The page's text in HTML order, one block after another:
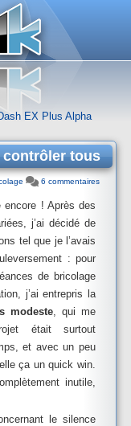
EX Plus Alpha
tous
6 commentaires
! Après des
j’ai décidé de
tel que je l’avais
: pour
de bricolage
j’ai entrepris la
modeste, qui me
était surtout
et avec un peu
ça un quick win.
inutile,
le silence